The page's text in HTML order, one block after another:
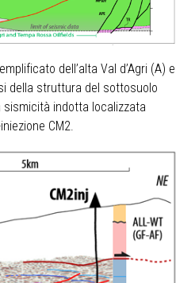
dell’alta Val d’Agri (A) e
della struttura del sottosuolo
sismicità indotta localizzata
CM2.